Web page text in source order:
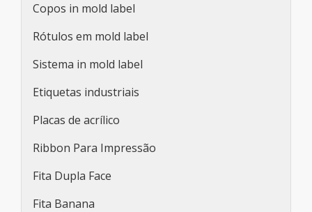
Copos in mold label
Rótulos em mold label
Sistema in mold label
Etiquetas industriais
Placas de acrílico
Ribbon Para Impressão
Fita Dupla Face
Fita Banana